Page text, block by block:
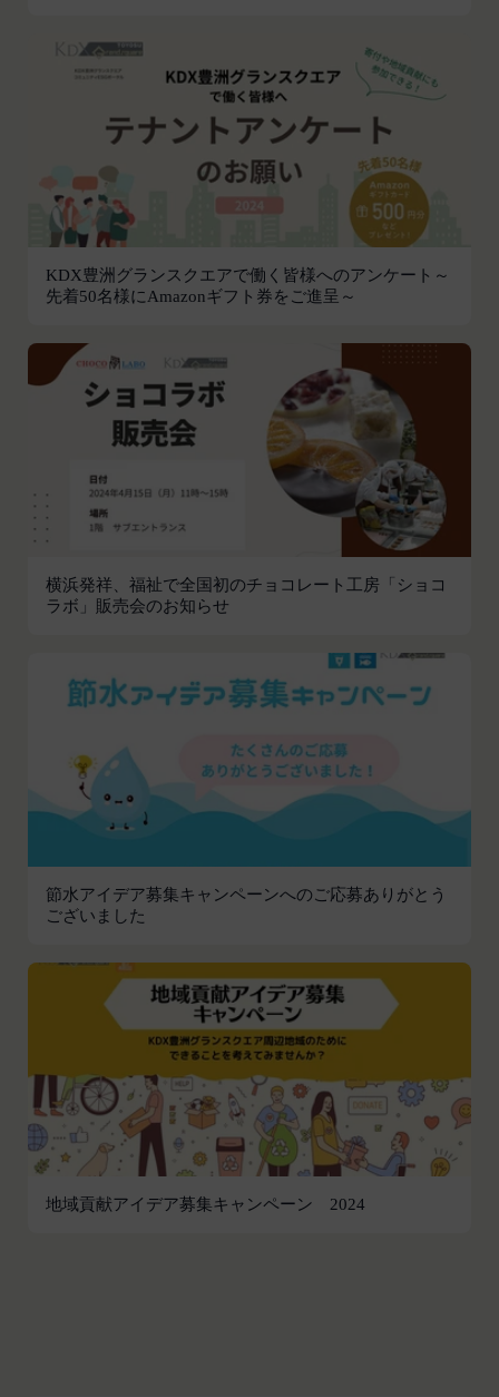
KDX豊洲グランスクエアで働く皆様へのアンケート～
先着50名様にAmazonギフト券をご進呈～
横浜発祥、福祉で全国初のチョコレート工房「ショコ
ラボ」販売会のお知らせ
節水アイデア募集キャンペーンへのご応募ありがとう
ございました
地域貢献アイデア募集キャンペーン 2024
け出た連絡先に対して通知を行えば足りるものと
し、当該通知は通常到達すべき時に会員に到達した
当社は、本条第１項の通知を当社ウェブサイト上に
おける掲示の方法によって行う場合、当該通知が当
社ウェブサイト上に掲示され、会員が当社ウェブサ
イトにアクセスすることによって当該通知を閲覧す
ることが可能となったときをもって会員への通知が
完了したものとみなします。
第12条（取得情報の取り扱い）
当社は、会員が本サービスの登録その他一切の利用
の過程において、当社が取得した情報の取り扱い
は、プライバシーポリシーの定めによるものとし、
会員は、プライバシーポリシーの定めに従い、当社
が会員から取得した情報を取り扱うことについて、
承諾したものとします。
当社は取得した会員情報を下記の目的に利用するこ
とがあります。
本サービスへのログイン時における本人確認
メールマガジンおよび広告等の情報配信並びに
その成果確認
利用上の注意およびその他当社から会員に対す
当社の商品、サービス、ウェブサイト、コンテ
ンツおよび広告の開発、提供、メンテナンスお
個人を識別できない形式に加工した上での統計
データの作成
お客さまアンケートの実施
マーケティング調査、統計、分析
システムメンテナンス、不具合への対応
技術サポートの提供、会員からの問い合わせ対
応
本規約その他当社が会員との間で定める規約に
違反する行為に対する対応
第13条（サービスの変更・廃止）
当社は、本サービスの運営管理にあたって、以下各
号のいずれかの場合には、会員へ事前の通知、承諾
なく、本サービスを変更・停止または中止できるも
のとします。また、サービスが中止、変更等された
ことにより利用者が被った損害について、当社は責
任を負わないものとします。